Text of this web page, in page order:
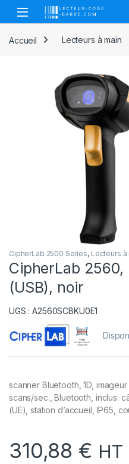
Skip to navigation
Skip to content
Open
Accueil Lecteurs à main
CipherLab 2500 Series, Lecteurs à
CipherLab 2560,
(USB), noir
UGS : A2560SCBKU0E1
scanner Bluetooth, 1D,
scans/sec., Bluetooth, inclus:
(UE), station d’accueil, IP65,
310,88 € HT